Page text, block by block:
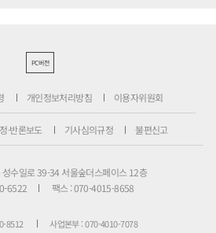
PC버전
개인정보처리방침 이용자위원회
·반론보도 기사심의규정 불편신고
성수일로 39-34 서울숲더스페이스 12층
6522
팩스 : 070-4015-8658
8512 사업본부 : 070-4010-7078